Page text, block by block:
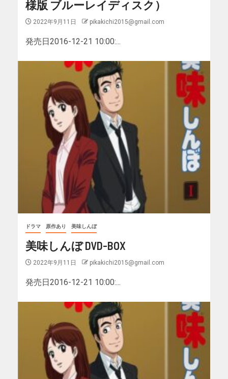
様版 ブルーレイディスク）
2022年9月11日 pikakichi2015@gmail.com
発売日2016-12-21 10:00:...
ドラマ 原作あり 美味しんぼ
美味しんぼ DVD-BOX
2022年9月11日 pikakichi2015@gmail.com
発売日2016-12-21 10:00:...